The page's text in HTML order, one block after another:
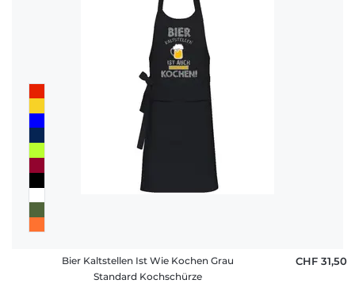
Bier Kaltstellen Ist Wie Kochen Grau
Standard Kochschürze
CHF 31,50